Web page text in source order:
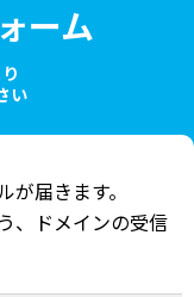
ーム
い
届きます。
、ドメインの受信